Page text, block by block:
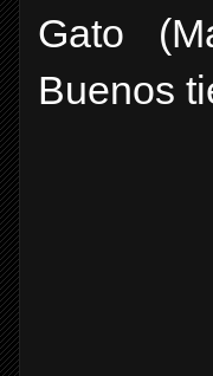
Gato
Buenos